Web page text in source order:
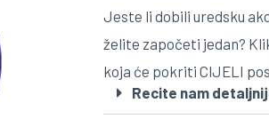
Jeste li dobili uredsku
želite započeti jedan?
koja će pokriti CIJELI
Recite nam